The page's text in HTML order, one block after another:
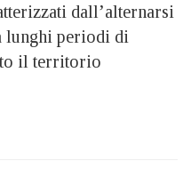
dall’alternarsi
lunghi periodi di
il territorio